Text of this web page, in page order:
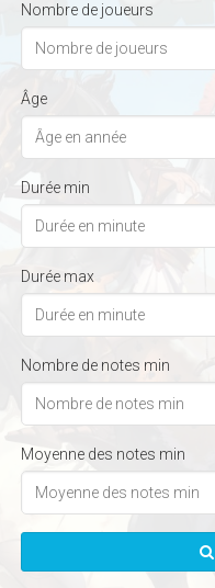
Nombre de joueurs
Âge
Durée min
Durée max
Nombre de notes min
Moyenne des notes min